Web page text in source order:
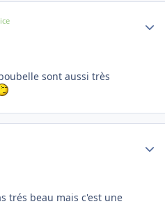
sont aussi très
trés beau mais c'est une